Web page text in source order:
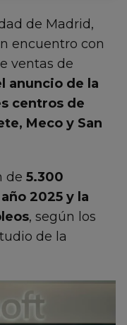
de Madrid,
encuentro con
ventas de
anuncio de la
centros de
Meco y San
de 5.300
2025 y la
, según los
de la